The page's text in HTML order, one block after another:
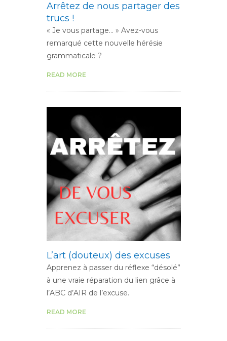
Arrêtez de nous partager des
trucs !
« Je vous partage… » Avez-vous
remarqué cette nouvelle hérésie
grammaticale ?
READ MORE
L’art (douteux) des excuses
Apprenez à passer du réflexe “désolé”
à une vraie réparation du lien grâce à
l’ABC d’AIR de l’excuse.
READ MORE